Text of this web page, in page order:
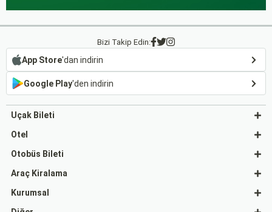
Bizi Takip Edin:
App Store'dan indirin
Google Play'den indirin
Uçak Bileti
Otel
Otobüs Bileti
Araç Kiralama
Kurumsal